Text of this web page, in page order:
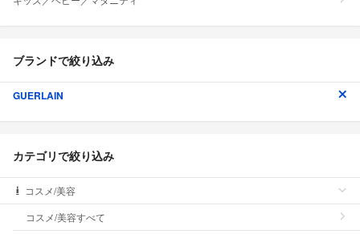
ブランドで絞り込み
GUERLAIN
カテゴリで絞り込み
コスメ/美容
コスメ/美容すべて